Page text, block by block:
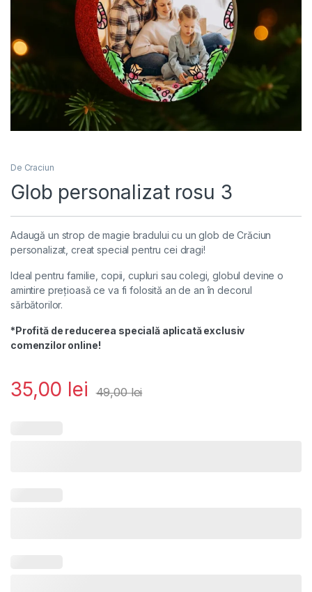
De Craciun
Glob personalizat rosu 3
Adaugă un strop de magie bradului cu un glob de Crăciun
personalizat, creat special pentru cei dragi!
Ideal pentru familie, copii, cupluri sau colegi, globul devine o
amintire prețioasă ce va fi folosită an de an în decorul
sărbătorilor.
*Profită de reducerea specială aplicată exclusiv
comenzilor online!
35,00 lei 49,00lei